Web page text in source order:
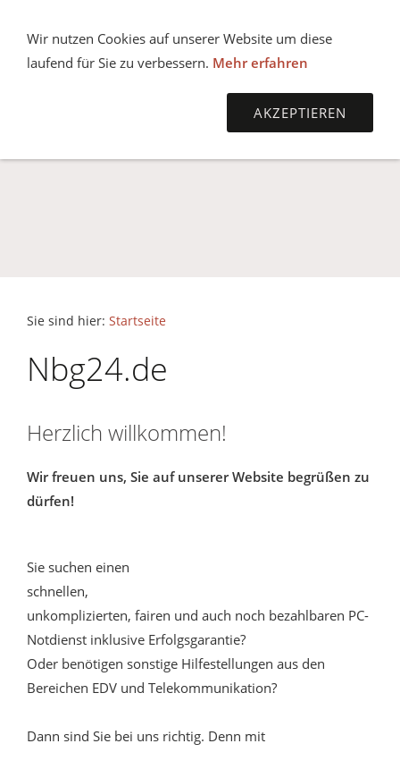
NAVIGATION ÖFFNEN
Sie sind hier: Startseite
Nbg24.de
Herzlich willkommen!
Wir freuen uns, Sie auf unserer Website begrüßen zu
dürfen!
Sie suchen einen
schnellen,
unkomplizierten, fairen und auch noch bezahlbaren PC-
Notdienst inklusive Erfolgsgarantie?
Oder benötigen sonstige Hilfestellungen aus den
Bereichen EDV und Telekommunikation?
Dann sind Sie bei uns richtig. Denn mit
Wir nutzen Cookies auf unserer Website um diese
laufend für Sie zu verbessern. Mehr erfahren
AKZEPTIEREN